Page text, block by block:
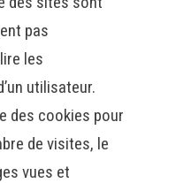
pas
les
utilisateur.
des cookies pour
de visites, le
vues et